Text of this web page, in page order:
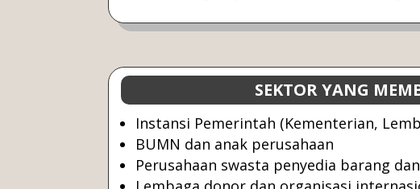
SEKTOR YANG
Instansi Pemerintah (Kementerian,
BUMN dan anak perusahaan
Perusahaan swasta penyedia barang